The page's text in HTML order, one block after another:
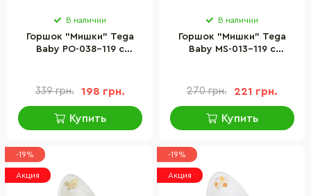
В наличии
Горшок "Мишки" Tega
Baby PO-038-119 с
339 грн. 198 грн.
Купить
В наличии
Горшок "Мишки" Tega
Baby MS-013-119 с
270 грн. 221 грн.
Купить
-19%
Акция
-19%
Акция